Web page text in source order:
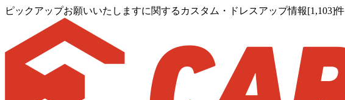
ピックアップお願いいたしますに関するカスタム・ドレスアップ情報[1,103]件